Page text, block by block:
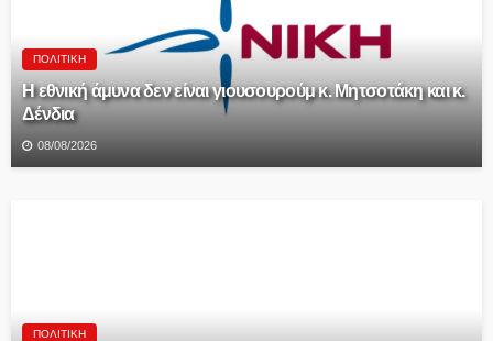
ΠΟΛΙΤΙΚΉ
Η εθνική άμυνα δεν είναι γιουσουρούμ κ. Μητσοτάκη και κ.
Δένδια
08/08/2026
ΠΟΛΙΤΙΚΉ